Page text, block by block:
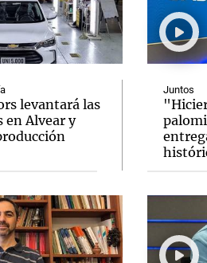
levantará las
en Alvear y
Juntos
Notas